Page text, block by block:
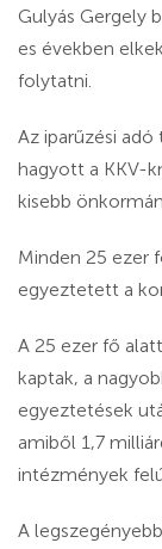
Gulyás Gergely
es években
folytatni.
Az iparűzési
hagyott a KKV-
kisebb
Minden 25 ezer
egyeztetett a
A 25 ezer fő
kaptak, a
egyeztetések
amiből 1,7
intézmények
A